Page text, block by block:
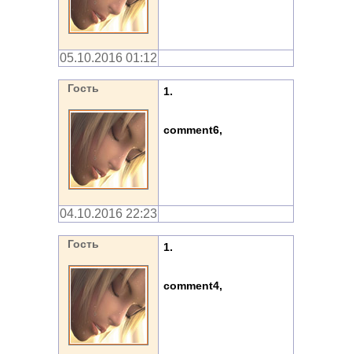
05.10.2016 01:12
Гость 1.
comment6,
04.10.2016 22:23
Гость 1.
comment4,